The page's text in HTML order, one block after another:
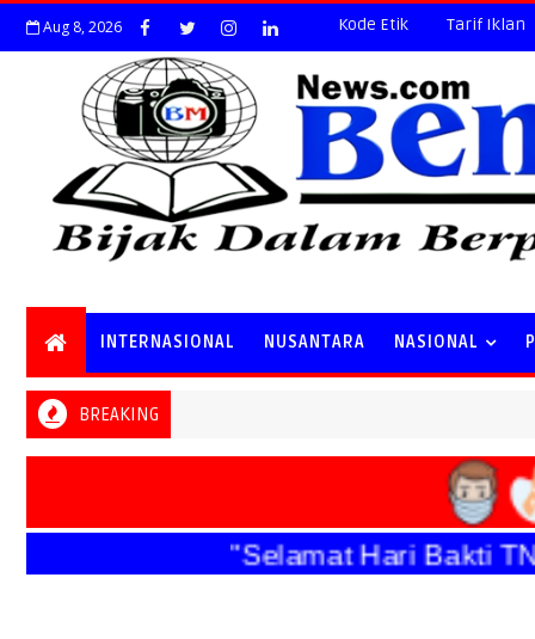
Aug 8, 2026 Kode Etik Tarif Iklan
INTERNASIONAL NUSANTARA NASIONAL
BREAKING
"Selamat Hari Bakti TNI